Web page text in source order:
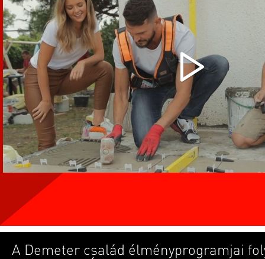
A Demeter család élményprogramjai